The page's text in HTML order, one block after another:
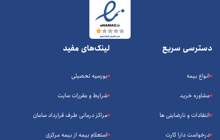
دسترسی سریع
انواع بیمه
مشاوره خرید
انتقادات و نارضایتی ها
درخواست دارا کارت
لینک‌های مفید
بورسیه تحصیلی
شرایط و مقررات سایت
مراکز درمانی طرف قرارداد سامان
استعلام بیمه از بیمه مرکزی